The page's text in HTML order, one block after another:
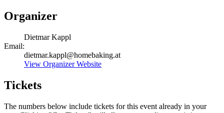
Organizer
Dietmar Kappl
Email:
dietmar.kappl@homebaking.at
View Organizer Website
Tickets
The numbers below include tickets for this event already in your